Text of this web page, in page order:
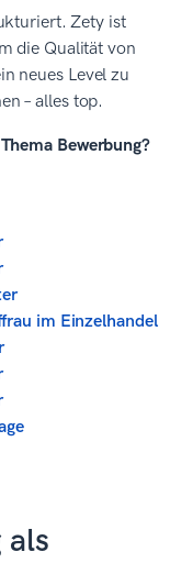
Zety ist
die Qualität von
neues Level zu
– alles top.
Bewerbung?
im Einzelhandel
als